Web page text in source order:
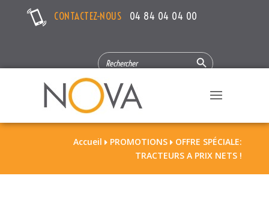
CONTACTEZ-NOUS 04 84 04 04 00
SEARCH
FOR:
Search Button
Accueil  PROMOTIONS  OFFRE SPÉCIALE:
TRACTEURS A PRIX NETS !